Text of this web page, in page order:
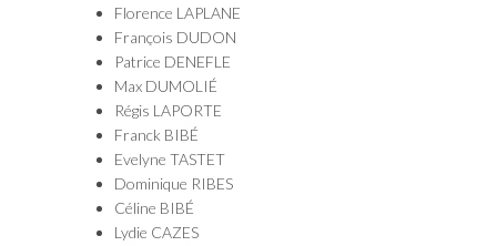
Florence LAPLANE
François DUDON
Patrice DENEFLE
Max DUMOLIÉ
Régis LAPORTE
Franck BIBÉ
Evelyne TASTET
Dominique RIBES
Céline BIBÉ
Lydie CAZES